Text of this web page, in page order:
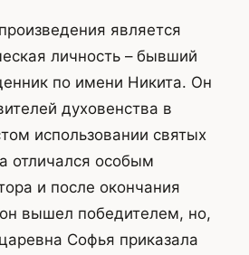
является
личность – бывший
по имени Никита. Он
духовенства в
использовании святых
отличался особым
и после окончания
вышел победителем, но,
Софья приказала